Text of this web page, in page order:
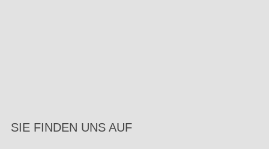
SIE FINDEN UNS AUF